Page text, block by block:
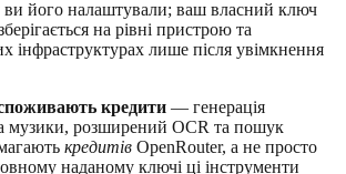
ви його налаштували; ваш власний ключ
на рівні пристрою та
інфраструктурах лише після увімкнення
кредити — генерація
музики, розширений OCR та пошук
кредитів OpenRouter, а не просто
наданому ключі ці інструменти